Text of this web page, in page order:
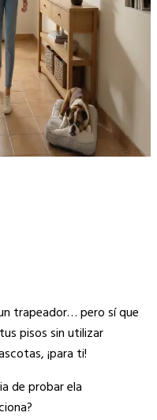
trapeador… pero sí que
pisos sin utilizar
¡para ti!
de probar ela